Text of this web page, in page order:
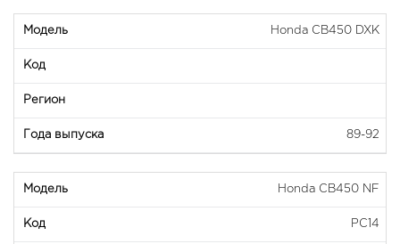
Honda CB450 DXK
89-92
Honda CB450 NF
PC14